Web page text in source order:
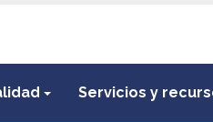
Servicios y